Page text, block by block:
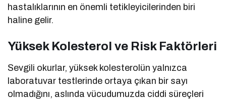
hastalıklarının en önemli tetikleyicilerinden biri
haline gelir.
Yüksek Kolesterol ve Risk Faktörleri
Sevgili okurlar, yüksek kolesterolün yalnızca
laboratuvar testlerinde ortaya çıkan bir sayı
olmadığını, aslında vücudumuzda ciddi süreçleri